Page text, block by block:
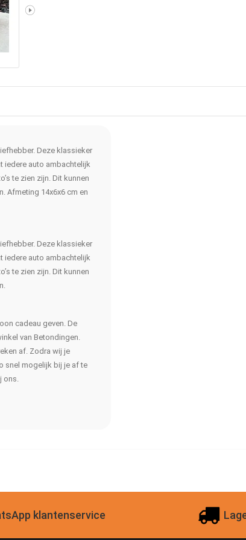
Deze klassieker
iedere auto ambachtelijk
te zien zijn. Dit kunnen
Afmeting 14x6x6 cm en
Deze klassieker
iedere auto ambachtelijk
te zien zijn. Dit kunnen
cadeau geven. De
van Betondingen.
af. Zodra wij je
snel mogelijk bij je af te
ons.
klantenservice